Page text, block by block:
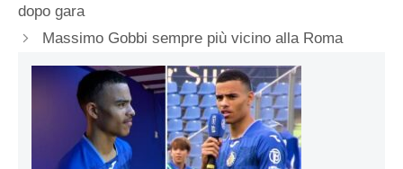
dopo gara
Massimo Gobbi sempre più vicino alla Roma